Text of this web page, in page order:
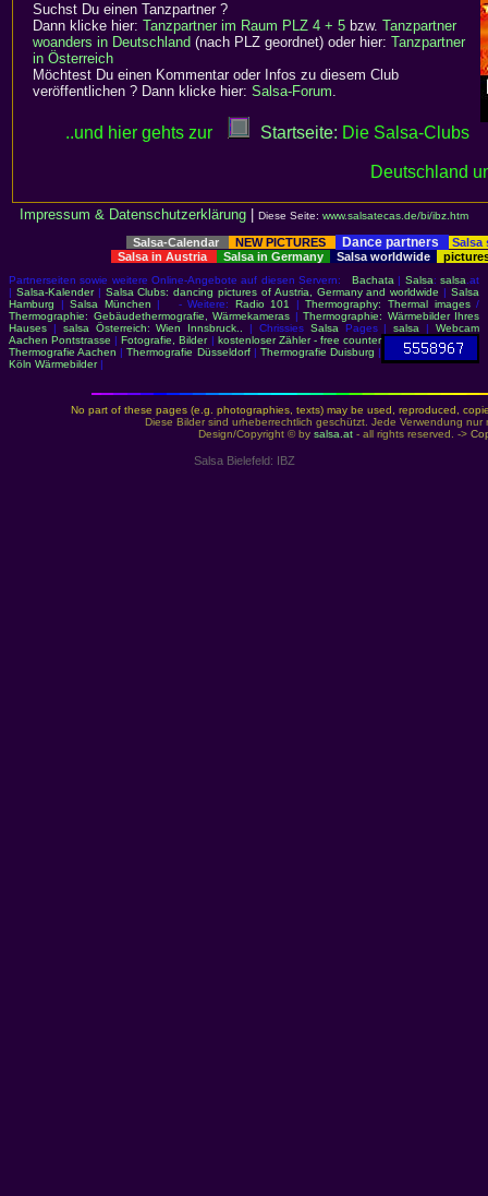
Suchst Du einen Tanzpartner ?
Dann klicke hier: Tanzpartner im Raum PLZ 4 + 5 bzw. Tanzpartner
woanders in Deutschland (nach PLZ geordnet) oder hier: Tanzpartner
in Österreich
Möchtest Du einen Kommentar oder Infos zu diesem Club
veröffentlichen ? Dann klicke hier: Salsa-Forum.
..und hier gehts zur Startseite: Die Salsa-Clubs
Deutschland
Impressum & Datenschutzerklärung Diese Seite: www.salsatecas.de/bi/ibz.htm
Salsa-Calendar NEW PICTURES Dance partners
Salsa
Salsa in Austria
Salsa in Germany Salsa worldwide
Partnerseiten sowie weitere Online-Angebote auf diesen Servern: Bachata | Salsa:salsa .at
| Salsa-Kalender| Salsa Clubs: dancing pictures of Austria, Germany and worldwide |Salsa
Hamburg |Salsa München | - Weitere: Radio 101 |Thermography: Thermal images/
Thermographie: Gebäudethermografie, Wärmekameras | Thermographie: Wärmebilder Ihres
Hauses | salsa Österreich: Wien Innsbruck.. | Chrissies Salsa Pages |salsa |Webcam
Aachen Pontstrasse |Fotografie, Bilder| kostenloser Zähler - free counter
Thermografie Aachen |Thermografie Düsseldorf| Thermografie Duisburg |
Köln Wärmebilder|
No part of these pages (e.g. photographies, texts) may be used, reproduced,
Diese Bilder sind urheberrechtlich geschützt. Jede Verwendung
Design/Copyright © by salsa.at - all rights reserved. ->
Salsa Bielefeld: IBZ